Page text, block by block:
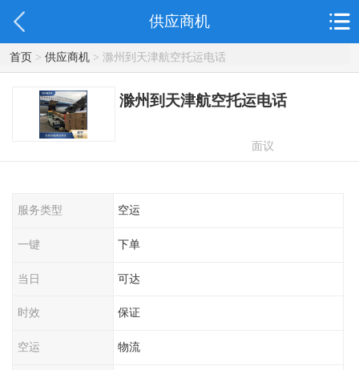
供应商机
首页> 供应商机> 滁州到天津航空托运电话
滁州到天津航空托运电话
面议
服务类型 空运
一键 下单
当日 可达
时效 保证
空运 物流